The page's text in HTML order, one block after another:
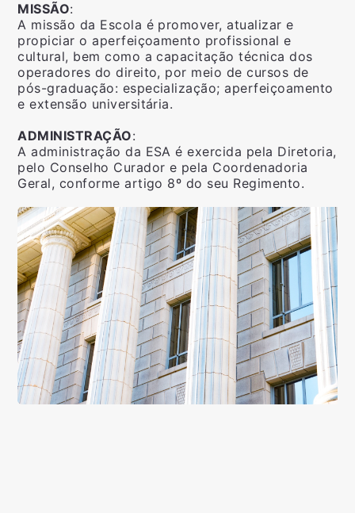
MISSÃO:
A missão da Escola é promover, atualizar e
propiciar o aperfeiçoamento profissional e
cultural, bem como a capacitação técnica dos
operadores do direito, por meio de cursos de
pós-graduação: especialização; aperfeiçoamento
e extensão universitária.
ADMINISTRAÇÃO:
A administração da ESA é exercida pela Diretoria,
pelo Conselho Curador e pela Coordenadoria
Geral, conforme artigo 8º do seu Regimento.